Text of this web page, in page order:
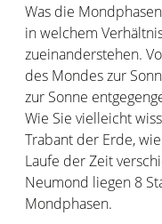
Was die
in welchem
zueinanderstehen.
des Mondes zur
zur Sonne
Wie Sie vielleicht
Trabant der Erde,
Laufe der Zeit
Neumond liegen 8
Mondphasen.